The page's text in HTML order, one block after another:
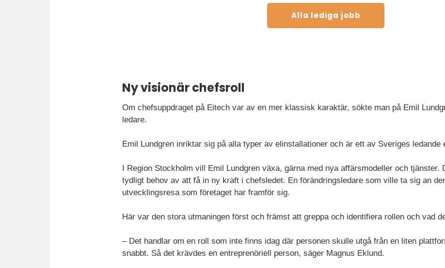
Alla lediga jobb
Ny visionär chefsroll
Om chefsuppdraget på Eitech var av en mer klassisk karaktär, sökte man på Emil
ledare.
Emil Lundgren inriktar sig på alla typer av elinstallationer och är ett av Sveriges ledande
I Region Stockholm vill Emil Lundgren växa, gärna med nya affärsmodeller och tjänster.
tydligt behov av att få in ny kraft i chefsledet. En förändringsledare som ville ta sig an
utvecklingsresa som företaget har framför sig.
Här var den stora utmaningen först och främst att greppa och identifiera rollen och vad
– Det handlar om en roll som inte finns idag där personen skulle utgå från en liten
snabbt. Så det krävdes en entreprenöriell person, säger Magnus Eklund.